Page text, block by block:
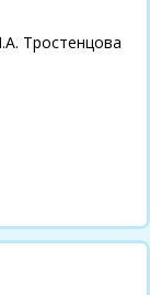
Тростенцова